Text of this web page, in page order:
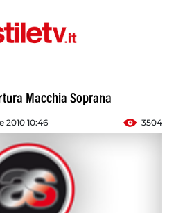
Macchia Soprana
2010 10:46 3504